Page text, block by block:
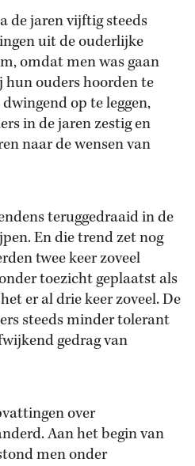
de jaren vijftig steeds
uit de ouderlijke
omdat men was gaan
ouders hoorden te
op te leggen,
in de jaren zestig en
naar de wensen van
teruggedraaid in de
En die trend zet nog
twee keer zoveel
toezicht geplaatst als
er al drie keer zoveel. De
steeds minder tolerant
gedrag van
over
Aan het begin van
men onder